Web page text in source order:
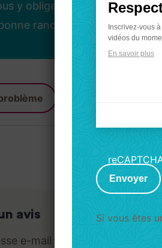
y oblige.
randonnée !
avis
e-mail ne sera pas publiée.
Inscrivez-vous
vidéos du
En savoir plus
Envoyer
Si vous êtes